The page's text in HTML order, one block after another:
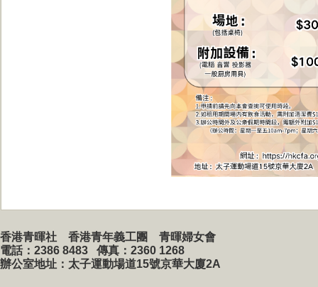
香港青暉社 香港青年義工團 青暉婦女會
電話：2386 8483 傳真：2360 1268
辦公室地址：太子運動場道15號京華大廈2A